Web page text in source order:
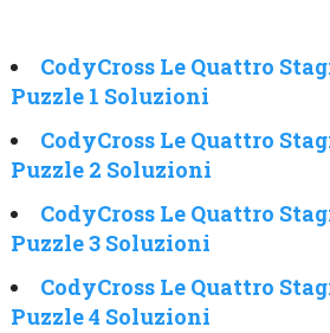
CodyCross Le Quattro
Puzzle 1 Soluzioni
CodyCross Le Quattro
Puzzle 2 Soluzioni
CodyCross Le Quattro
Puzzle 3 Soluzioni
CodyCross Le Quattro
Puzzle 4 Soluzioni